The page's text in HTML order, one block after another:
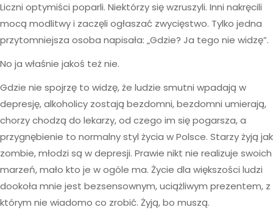
Liczni optymiści poparli. Niektórzy się wzruszyli. Inni nakręcili
mocą modlitwy i zaczęli ogłaszać zwycięstwo. Tylko jedna
przytomniejsza osoba napisała: „Gdzie? Ja tego nie widzę”.
No ja właśnie jakoś też nie.
Gdzie nie spojrzę to widzę, że ludzie smutni wpadają w
depresję, alkoholicy zostają bezdomni, bezdomni umierają,
chorzy chodzą do lekarzy, od czego im się pogarsza, a
przygnębienie to normalny styl życia w Polsce. Starzy żyją jak
zombie, młodzi są w depresji. Prawie nikt nie realizuje swoich
marzeń, mało kto je w ogóle ma. Życie dla większości ludzi
dookoła mnie jest bezsensownym, uciążliwym prezentem, z
którym nie wiadomo co zrobić. Żyją, bo muszą.